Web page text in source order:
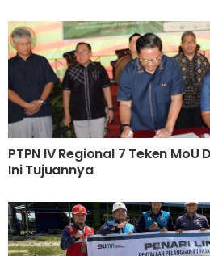
PTPN IV Regional 7 Teken
Ini Tujuannya